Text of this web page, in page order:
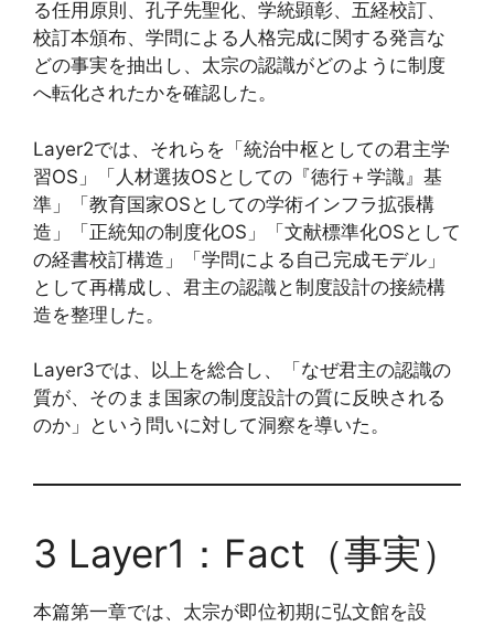
る任用原則、孔子先聖化、学統顕彰、五経校訂、
校訂本頒布、学問による人格完成に関する発言な
どの事実を抽出し、太宗の認識がどのように制度
へ転化されたかを確認した。
Layer2では、それらを「統治中枢としての君主学
習OS」「人材選抜OSとしての『徳行＋学識』基
準」「教育国家OSとしての学術インフラ拡張構
造」「正統知の制度化OS」「文献標準化OSとして
の経書校訂構造」「学問による自己完成モデル」
として再構成し、君主の認識と制度設計の接続構
造を整理した。
Layer3では、以上を総合し、「なぜ君主の認識の
質が、そのまま国家の制度設計の質に反映される
のか」という問いに対して洞察を導いた。
3 Layer1：Fact（事実）
本篇第一章では、太宗が即位初期に弘文館を設